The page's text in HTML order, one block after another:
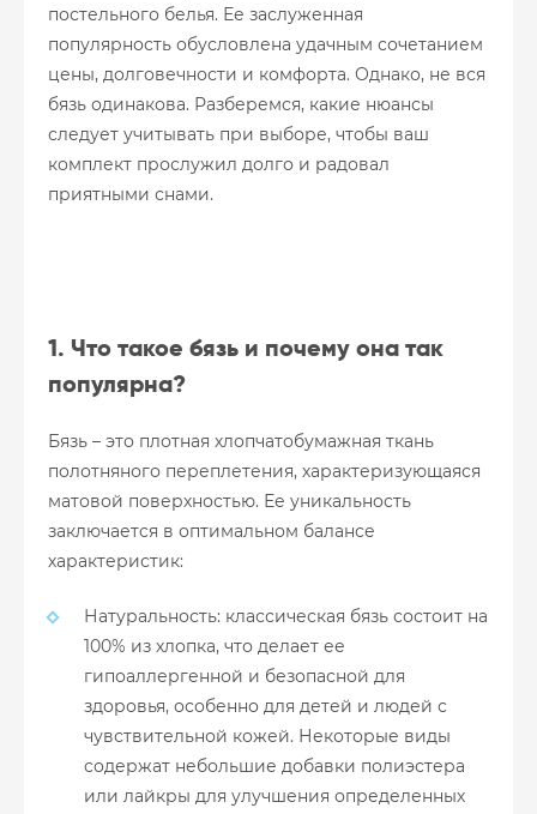
постельного белья. Ее заслуженная
популярность обусловлена удачным сочетанием
цены, долговечности и комфорта. Однако, не вся
бязь одинакова. Разберемся, какие нюансы
следует учитывать при выборе, чтобы ваш
комплект прослужил долго и радовал
приятными снами.
1. Что такое бязь и почему она так
популярна?
Бязь – это плотная хлопчатобумажная ткань
полотняного переплетения, характеризующаяся
матовой поверхностью. Ее уникальность
заключается в оптимальном балансе
характеристик:
Натуральность: классическая бязь состоит на
100% из хлопка, что делает ее
гипоаллергенной и безопасной для
здоровья, особенно для детей и людей с
чувствительной кожей. Некоторые виды
содержат небольшие добавки полиэстера
или лайкры для улучшения определенных